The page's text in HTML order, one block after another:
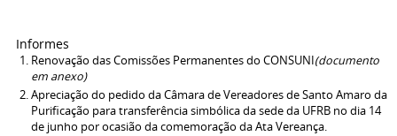
Informes
Renovação das Comissões Permanentes do CONSUNI(documento
em anexo)
Apreciação do pedido da Câmara de Vereadores de Santo Amaro da
Purificação para transferência simbólica da sede da UFRB no dia 14
de junho por ocasião da comemoração da Ata Vereança.